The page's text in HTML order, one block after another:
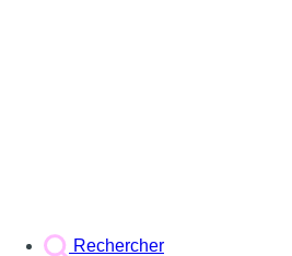
Rechercher